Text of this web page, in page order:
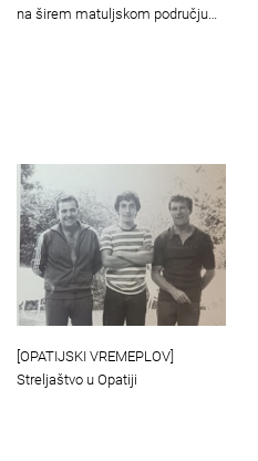
na širem matuljskom području…
[OPATIJSKI VREMEPLOV]
Streljaštvo u Opatiji